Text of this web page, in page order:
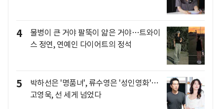
4
물병이 큰 거야 팔뚝이 얇은 거야…트와이
스 정연, 연예인 다이어트의 정석
5
박하선은 '명품녀', 류수영은 '성인영화'…
고영욱, 선 세게 넘었다